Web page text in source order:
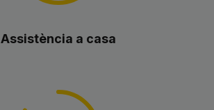
Assistència a casa